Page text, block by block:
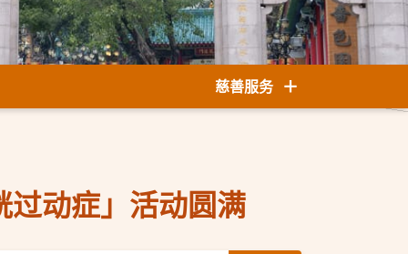
慈善服务
动症」活动圆满